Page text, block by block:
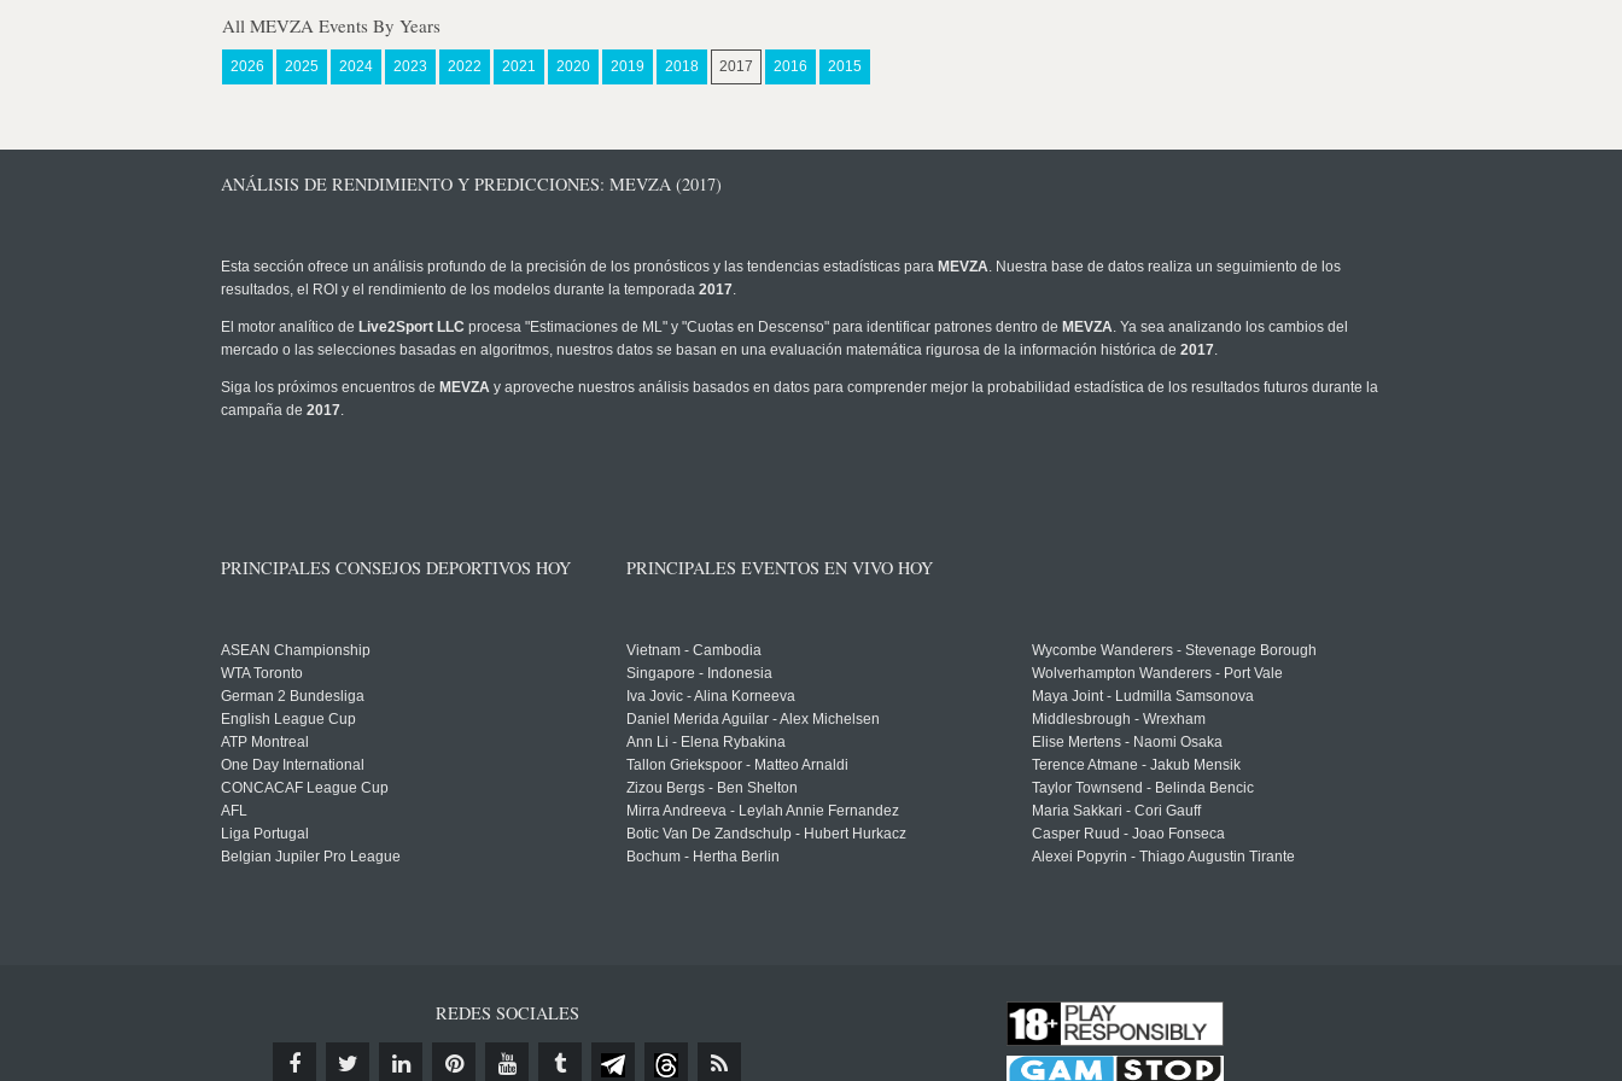
All MEVZA Events By Years
2026 2025 2024 2023 2022 2021 2020 2019 2018 2017 2016 2015
ANÁLISIS DE RENDIMIENTO Y PREDICCIONES: MEVZA (2017)
Esta sección ofrece un análisis profundo de la precisión de los pronósticos y las tendencias estadísticas para MEVZA. Nuestra base de datos realiza un seguimiento de los
resultados, el ROI y el rendimiento de los modelos durante la temporada 2017.
El motor analítico de Live2Sport LLC procesa "Estimaciones de ML" y "Cuotas en Descenso" para identificar patrones dentro de MEVZA. Ya sea analizando los cambios del
mercado o las selecciones basadas en algoritmos, nuestros datos se basan en una evaluación matemática rigurosa de la información histórica de 2017.
Siga los próximos encuentros de MEVZA y aproveche nuestros análisis basados en datos para comprender mejor la probabilidad estadística de los resultados futuros durante la
campaña de 2017.
PRINCIPALES CONSEJOS DEPORTIVOS HOY
ASEAN Championship
WTA Toronto
German 2 Bundesliga
English League Cup
ATP Montreal
One Day International
CONCACAF League Cup
AFL
Liga Portugal
Belgian Jupiler Pro League
PRINCIPALES EVENTOS EN VIVO HOY
Vietnam - Cambodia
Singapore - Indonesia
Iva Jovic - Alina Korneeva
Daniel Merida Aguilar - Alex Michelsen
Ann Li - Elena Rybakina
Tallon Griekspoor - Matteo Arnaldi
Zizou Bergs - Ben Shelton
Mirra Andreeva - Leylah Annie Fernandez
Botic Van De Zandschulp - Hubert Hurkacz
Bochum - Hertha Berlin
Wycombe Wanderers - Stevenage Borough
Wolverhampton Wanderers - Port Vale
Maya Joint - Ludmilla Samsonova
Middlesbrough - Wrexham
Elise Mertens - Naomi Osaka
Terence Atmane - Jakub Mensik
Taylor Townsend - Belinda Bencic
Maria Sakkari - Cori Gauff
Casper Ruud - Joao Fonseca
Alexei Popyrin - Thiago Augustin Tirante
REDES SOCIALES